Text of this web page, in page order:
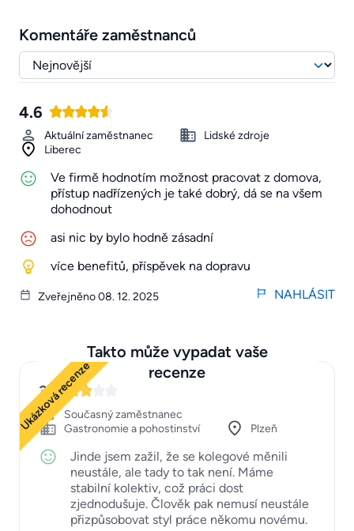
Komentáře zaměstnanců
4.6
Aktuální zaměstnanec
Lidské zdroje
Liberec
Ve firmě hodnotím možnost pracovat z domova,
přístup nadřízených je také dobrý, dá se na všem
dohodnout
asi nic by bylo hodně zásadní
více benefitů, příspěvek na dopravu
Zveřejněno 08. 12. 2025 NAHLÁSIT
Takto může vypadat vaše
recenze
Ukázková recenze
3
Současný zaměstnanec
Gastronomie a pohostinství
Plzeň
Jinde jsem zažil, že se kolegové měnili
neustále, ale tady to tak není. Máme
stabilní kolektiv, což práci dost
zjednodušuje. Člověk pak nemusí neustále
přizpůsobovat styl práce někomu novému.